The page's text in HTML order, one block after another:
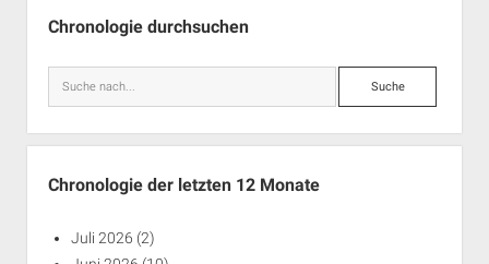
Chronologie durchsuchen
Suche
Chronologie der letzten 12 Monate
Juli 2026 (2)